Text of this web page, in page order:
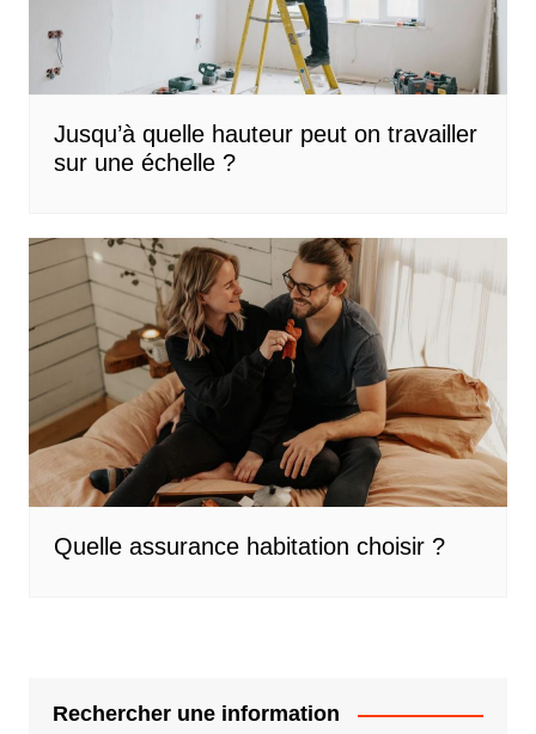
Jusqu’à quelle hauteur peut on travailler
sur une échelle ?
Quelle assurance habitation choisir ?
Rechercher une information